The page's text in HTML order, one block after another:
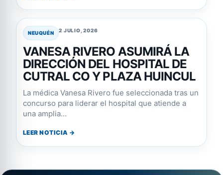
NEUQUÉN 2 JULIO, 2026
VANESA RIVERO ASUMIRÁ LA
DIRECCIÓN DEL HOSPITAL DE
CUTRAL CO Y PLAZA HUINCUL
La médica Vanesa Rivero fue seleccionada tras un
concurso para liderar el hospital que atiende a
una amplia...
LEER NOTICIA →